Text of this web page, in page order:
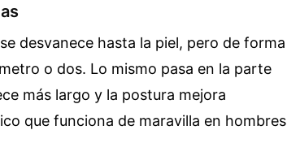
desvanece hasta la piel, pero de forma
o dos. Lo mismo pasa en la parte
más largo y la postura mejora
que funciona de maravilla en hombres